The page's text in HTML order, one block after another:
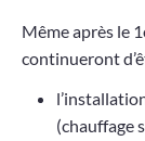
Même après le
continueront
(chauffage